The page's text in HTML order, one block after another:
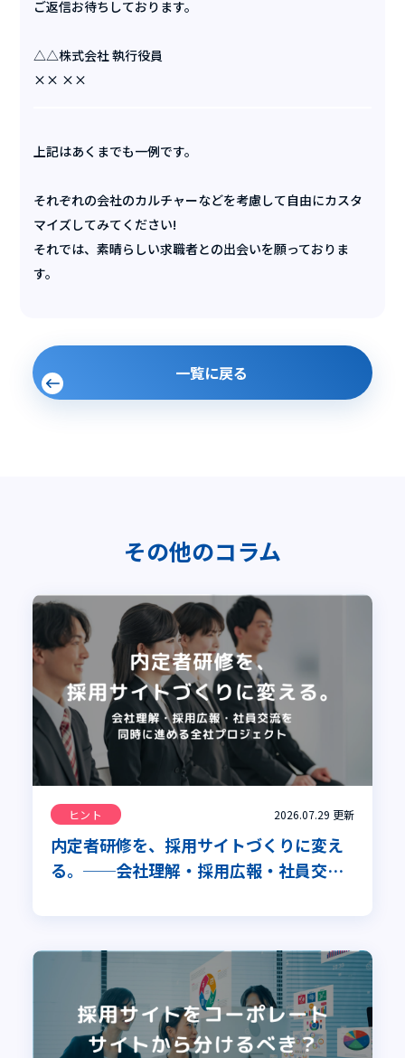
ご返信お待ちしております。
△△株式会社 執行役員
×× ××
上記はあくまでも一例です。
それぞれの会社のカルチャーなどを考慮して自由にカスタ
マイズしてみてください!
それでは、素晴らしい求職者との出会いを願っておりま
す。
一覧に戻る
その他のコラム
ヒント 2026.07.29 更新
内定者研修を、採用サイトづくりに変え
る。──会社理解・採用広報・社員交流